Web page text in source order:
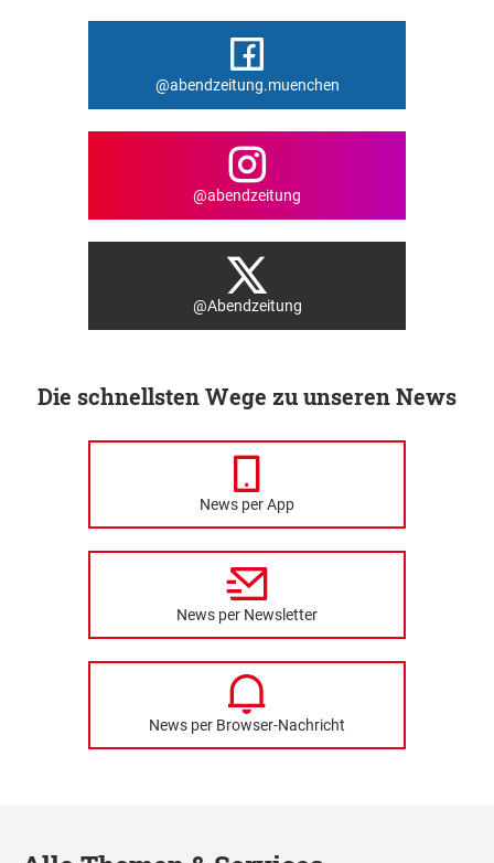
@abendzeitung.muenchen
@abendzeitung
@Abendzeitung
Die schnellsten Wege zu unseren News
News per App
News per Newsletter
News per Browser-Nachricht